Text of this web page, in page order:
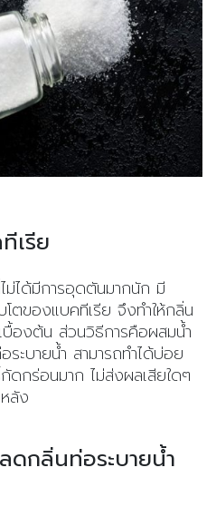
เรีย
ไม่ได้มีการอุดตันมากนัก มี
ของแบคทีเรีย จึงทำให้กลิ่น
เบื้องต้น ส่วนวิธีการคือผสมน้ำ
ระบายน้ำ สามารถทำได้บ่อย
กร่อนมาก ไม่ส่งผลเสียใดๆ
ลัง
กลิ่นท่อระบายน้ำ